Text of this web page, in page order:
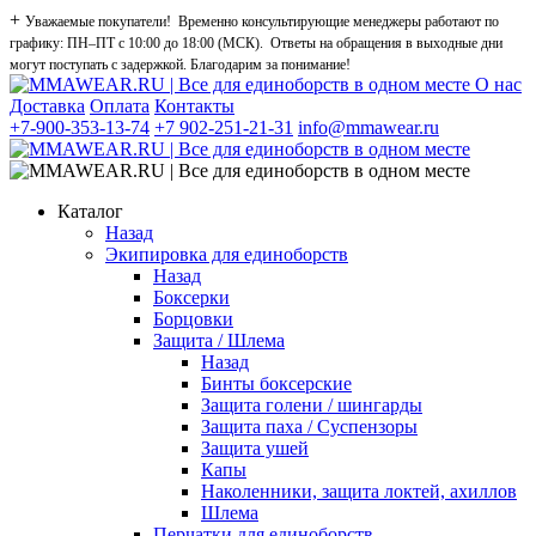
+ Уважаемые покупатели! Временно консультирующие менеджеры работают по
графику: ПН–ПТ с 10:00 до 18:00 (МСК). Ответы на обращения в выходные дни
могут поступать с задержкой. Благодарим за понимание!
О нас
Доставка Оплата Контакты
+7-900-353-13-74 +7 902-251-21-31 info@mmawear.ru
Каталог
Назад
Экипировка для единоборств
Назад
Боксерки
Борцовки
Защита / Шлема
Назад
Бинты боксерские
Защита голени / шингарды
Защита паха / Суспензоры
Защита ушей
Капы
Наколенники, защита локтей, ахиллов
Шлема